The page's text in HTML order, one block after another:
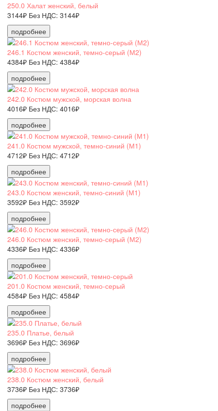
250.0 Халат женский, белый
3144₽ Без НДС: 3144₽
подробнее
246.1 Костюм женский, темно-серый (М2)
4384₽ Без НДС: 4384₽
подробнее
242.0 Костюм мужской, морская волна
4016₽ Без НДС: 4016₽
подробнее
241.0 Костюм мужской, темно-синий (М1)
4712₽ Без НДС: 4712₽
подробнее
243.0 Костюм женский, темно-синий (М1)
3592₽ Без НДС: 3592₽
подробнее
246.0 Костюм женский, темно-серый (М2)
4336₽ Без НДС: 4336₽
подробнее
201.0 Костюм женский, темно-серый
4584₽ Без НДС: 4584₽
подробнее
235.0 Платье, белый
3696₽ Без НДС: 3696₽
подробнее
238.0 Костюм женский, белый
3736₽ Без НДС: 3736₽
подробнее